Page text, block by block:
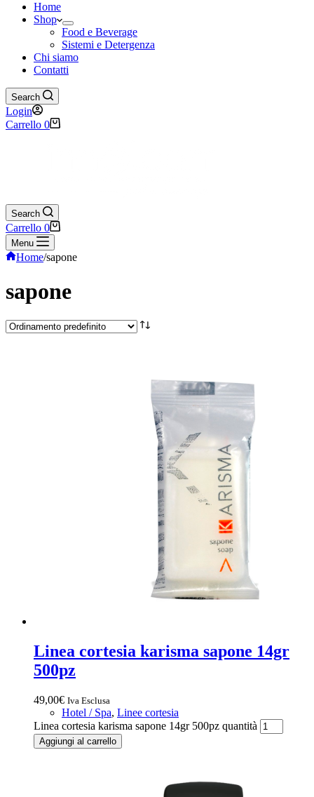
Home
Shop
Food e Beverage
Sistemi e Detergenza
Chi siamo
Contatti
Search
Login
Carrello 0
Search
Carrello 0
Menu
Home/sapone
sapone
Linea cortesia karisma sapone 14gr
500pz
49,00€ Iva Esclusa
Hotel / Spa, Linee cortesia
Linea cortesia karisma sapone 14gr 500pz quantità
Aggiungi al carrello